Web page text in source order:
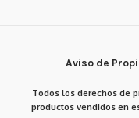
Aviso de
Todos los derechos de
productos vendidos en